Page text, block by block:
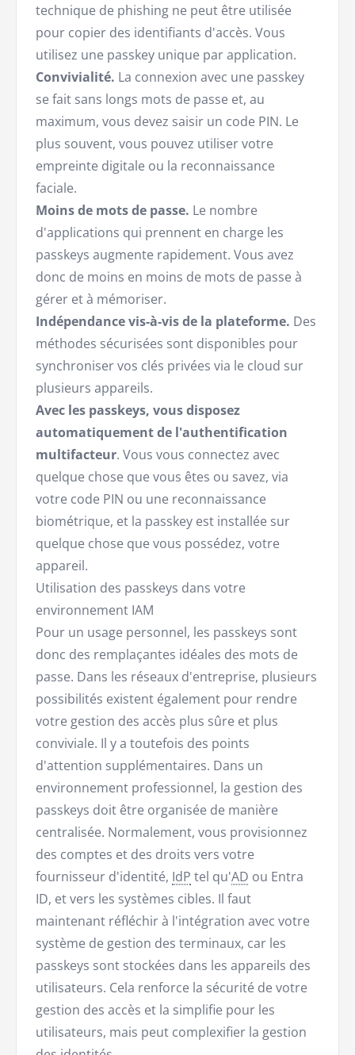
technique de phishing ne peut être utilisée
pour copier des identifiants d'accès. Vous
utilisez une passkey unique par application.
Convivialité. La connexion avec une passkey
se fait sans longs mots de passe et, au
maximum, vous devez saisir un code PIN. Le
plus souvent, vous pouvez utiliser votre
empreinte digitale ou la reconnaissance
faciale.
Moins de mots de passe. Le nombre
d'applications qui prennent en charge les
passkeys augmente rapidement. Vous avez
donc de moins en moins de mots de passe à
gérer et à mémoriser.
Indépendance vis-à-vis de la plateforme. Des
méthodes sécurisées sont disponibles pour
synchroniser vos clés privées via le cloud sur
plusieurs appareils.
Avec les passkeys, vous disposez
automatiquement de l'authentification
multifacteur. Vous vous connectez avec
quelque chose que vous êtes ou savez, via
votre code PIN ou une reconnaissance
biométrique, et la passkey est installée sur
quelque chose que vous possédez, votre
appareil.
Utilisation des passkeys dans votre
environnement IAM
Pour un usage personnel, les passkeys sont
donc des remplaçantes idéales des mots de
passe. Dans les réseaux d'entreprise, plusieurs
possibilités existent également pour rendre
votre gestion des accès plus sûre et plus
conviviale. Il y a toutefois des points
d'attention supplémentaires. Dans un
environnement professionnel, la gestion des
passkeys doit être organisée de manière
centralisée. Normalement, vous provisionnez
des comptes et des droits vers votre
fournisseur d'identité, IdP tel qu'AD ou Entra
ID, et vers les systèmes cibles. Il faut
maintenant réfléchir à l'intégration avec votre
système de gestion des terminaux, car les
passkeys sont stockées dans les appareils des
utilisateurs. Cela renforce la sécurité de votre
gestion des accès et la simplifie pour les
utilisateurs, mais peut complexifier la gestion